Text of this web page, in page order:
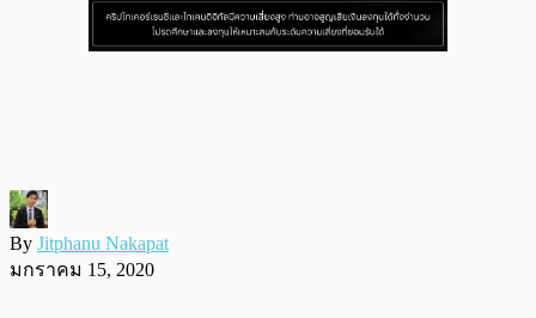
By Jitphanu Nakapat
มกราคม 15, 2020